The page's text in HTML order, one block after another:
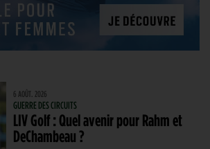
6 AOÛT. 2026
GUERRE DES CIRCUITS
LIV Golf : Quel avenir pour Rahm et
DeChambeau ?